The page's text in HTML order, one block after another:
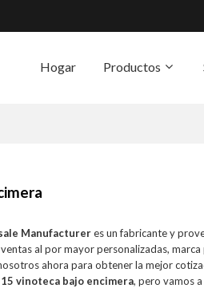
Hogar Productos
Manufactureres un fabricante y
ventas al por mayor personalizadas, marca
ahora para obtener la mejor
15 vinoteca bajo encimera, pero vamos